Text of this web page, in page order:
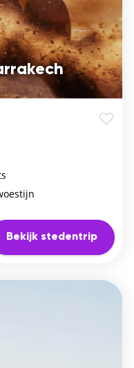
Bekijk stedentrip